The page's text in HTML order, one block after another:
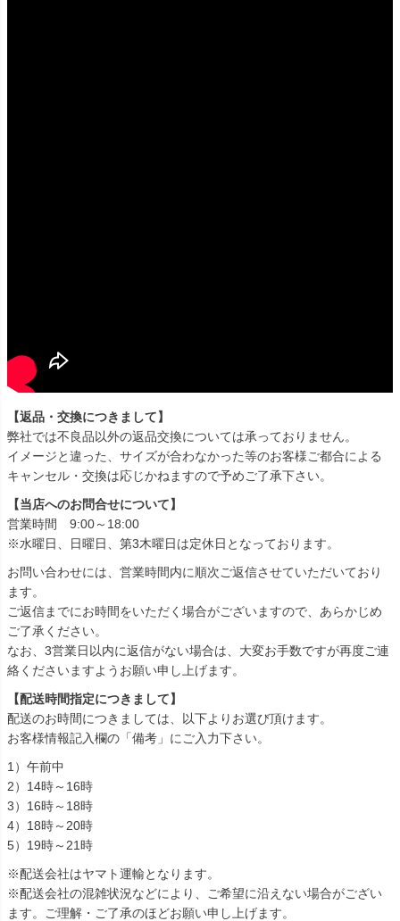
【返品・交換につきまして】
弊社では不良品以外の返品交換については承っておりません。
イメージと違った、サイズが合わなかった等のお客様ご都合による
キャンセル・交換は応じかねますので予めご了承下さい。
【当店へのお問合せについて】
営業時間 9:00～18:00
※水曜日、日曜日、第3木曜日は定休日となっております。
お問い合わせには、営業時間内に順次ご返信させていただいており
ます。
ご返信までにお時間をいただく場合がございますので、あらかじめ
ご了承ください。
なお、3営業日以内に返信がない場合は、大変お手数ですが再度ご連
絡くださいますようお願い申し上げます。
【配送時間指定につきまして】
配送のお時間につきましては、以下よりお選び頂けます。
お客様情報記入欄の「備考」にご入力下さい。
1）午前中
2）14時～16時
3）16時～18時
4）18時～20時
5）19時～21時
※配送会社はヤマト運輸となります。
※配送会社の混雑状況などにより、ご希望に沿えない場合がござい
ます。ご理解・ご了承のほどお願い申し上げます。